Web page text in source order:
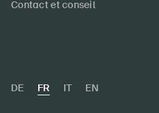
Contact et conseil
DE FR IT EN